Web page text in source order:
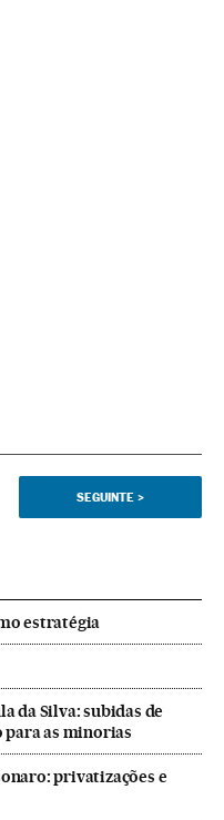
SEGUINTE >
estratégia
da Silva: subidas de
para as minorias
privatizações e